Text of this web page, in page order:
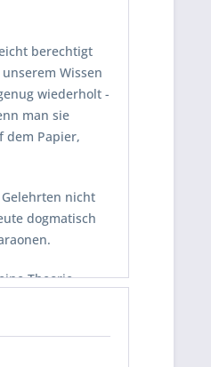
berechtigt
Wissen
wiederholt -
man sie
dem Papier,
nicht
dogmatisch
Theorie
den